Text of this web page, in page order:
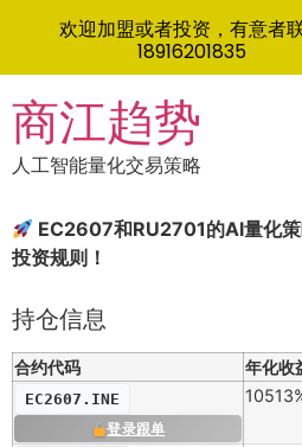
to
content
商江趋势
人工智能量化交易策略
EC2607和RU2701的AI量化
投资规则！
持仓信息
合约代码 年化收
EC2607.INE
登录跟单
欢迎加盟或者投资，有意者
18916201835